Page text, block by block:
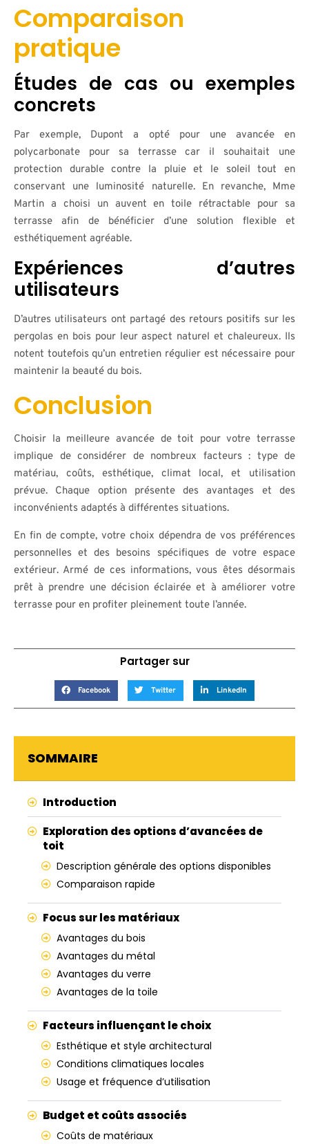
Comparaison
pratique
Études de cas ou exemples
concrets
Par exemple, Dupont a opté pour une avancée en
polycarbonate pour sa terrasse car il souhaitait une
protection durable contre la pluie et le soleil tout en
conservant une luminosité naturelle. En revanche, Mme
Martin a choisi un auvent en toile rétractable pour sa
terrasse afin de bénéficier d’une solution flexible et
esthétiquement agréable.
Expériences d’autres
utilisateurs
D’autres utilisateurs ont partagé des retours positifs sur les
pergolas en bois pour leur aspect naturel et chaleureux. Ils
notent toutefois qu’un entretien régulier est nécessaire pour
maintenir la beauté du bois.
Conclusion
Choisir la meilleure avancée de toit pour votre terrasse
implique de considérer de nombreux facteurs : type de
matériau, coûts, esthétique, climat local, et utilisation
prévue. Chaque option présente des avantages et des
inconvénients adaptés à différentes situations.
En fin de compte, votre choix dépendra de vos préférences
personnelles et des besoins spécifiques de votre espace
extérieur. Armé de ces informations, vous êtes désormais
prêt à prendre une décision éclairée et à améliorer votre
terrasse pour en profiter pleinement toute l’année.
Partager sur
Facebook Twitter LinkedIn
SOMMAIRE
Introduction
Exploration des options d’avancées de
toit
Description générale des options disponibles
Comparaison rapide
Focus sur les matériaux
Avantages du bois
Avantages du métal
Avantages du verre
Avantages de la toile
Facteurs influençant le choix
Esthétique et style architectural
Conditions climatiques locales
Usage et fréquence d’utilisation
Budget et coûts associés
Coûts de matériaux